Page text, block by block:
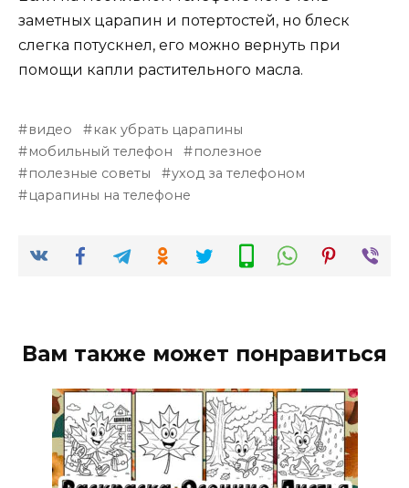
заметных царапин и потертостей, но блеск
слегка потускнел, его можно вернуть при
помощи капли растительного масла.
видео
как убрать царапины
мобильный телефон
полезное
полезные советы
уход за телефоном
царапины на телефоне
Вам также может понравиться